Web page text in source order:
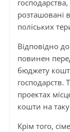
розташовані
поліських
Відповідно
повинен
бюджету
господарств.
проектах
кошти на
Крім того,